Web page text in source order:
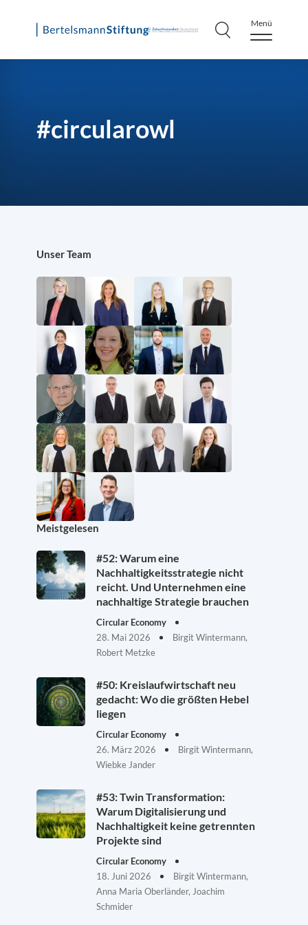
Skip
Menü
#circularowl
Unser Team
Meistgelesen
#52: Warum eine
Nachhaltigkeitsstrategie nicht
reicht. Und Unternehmen eine
nachhaltige Strategie brauchen
Circular Economy
28. Mai 2026
Birgit Wintermann,
Robert Metzke
#50: Kreislaufwirtschaft neu
gedacht: Wo die größten Hebel
liegen
Circular Economy
26. März 2026
Birgit Wintermann,
Wiebke Jander
#53: Twin Transformation:
Warum Digitalisierung und
Nachhaltigkeit keine getrennten
Projekte sind
Circular Economy
18. Juni 2026
Birgit Wintermann,
Anna Maria Oberländer, Joachim
Schmider